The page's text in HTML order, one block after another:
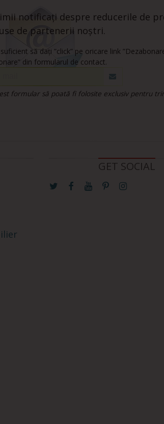
notificați despre reducerile de
de partenerii noștri.
să dați ”click” pe oricare link
din formularul de contact.
formular să poată fi folosite exclusiv pentru
GET SOCIAL